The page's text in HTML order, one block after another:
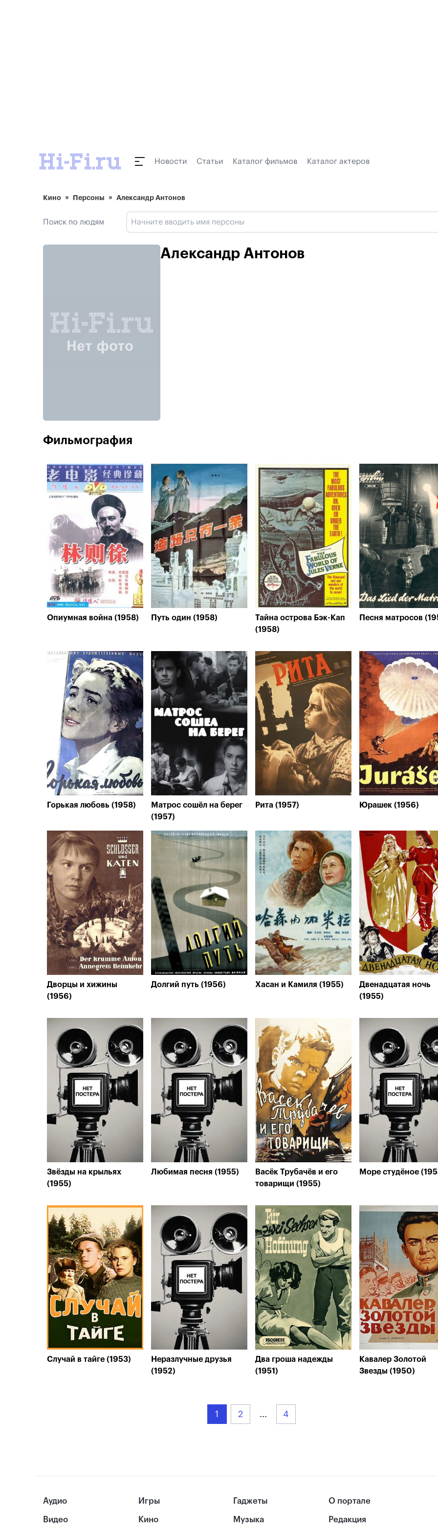
Новости Статьи Каталог фильмов Каталог актеров
Кино Персоны Александр Антонов
Поиск по людям
Александр Антонов
Фильмография
Опиумная война (1958) Путь один (1958)
Тайна острова Бэк-Кап
(1958)
Песня матросов
Горькая любовь (1958)
Матрос сошёл на берег
(1957)
Рита (1957) Юрашек (1956)
Дворцы и хижины
(1956)
Долгий путь (1956) Хасан и Камиля (1955)
Двенадцатая ночь
(1955)
Звёзды на крыльях
(1955)
Любимая песня (1955)
Васёк Трубачёв и его
товарищи (1955)
Море студёное
Случай в тайге (1953)
Неразлучные друзья
(1952)
Два гроша надежды
(1951)
Кавалер Золотой
Звезды (1950)
1 2 ... 4
Аудио
Видео
Игры
Кино
Гаджеты
Музыка
О портале
Редакция